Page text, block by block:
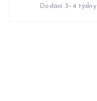
Dodání 3–4 týdny